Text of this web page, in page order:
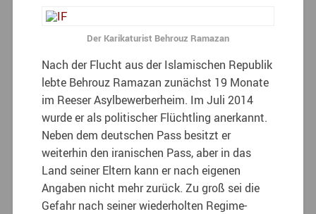
Der Karikaturist Behrouz Ramazan
Nach der Flucht aus der Islamischen Republik
lebte Behrouz Ramazan zunächst 19 Monate
im Reeser Asylbewerberheim. Im Juli 2014
wurde er als politischer Flüchtling anerkannt.
Neben dem deutschen Pass besitzt er
weiterhin den iranischen Pass, aber in das
Land seiner Eltern kann er nach eigenen
Angaben nicht mehr zurück. Zu groß sei die
Gefahr nach seiner wiederholten Regime-